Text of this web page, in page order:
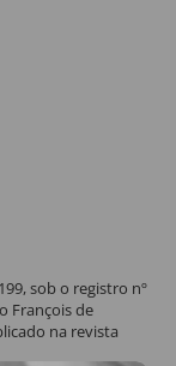
sob o registro nº
François de
na revista